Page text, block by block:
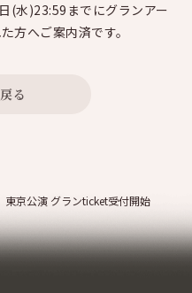
(水)23:59までにグランアー
方へご案内済です。
る
東京公演 グランticket受付開始